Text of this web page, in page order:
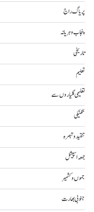
پریاگ راج
پنجاب و ہریانہ
تاریخی
تعلیم
تعلیمی گلیاروں سے
تکنیکی
تنقید و تبصرہ
جمعہ اسپیشل
جموں و کشمیر
جنوبی بھارت